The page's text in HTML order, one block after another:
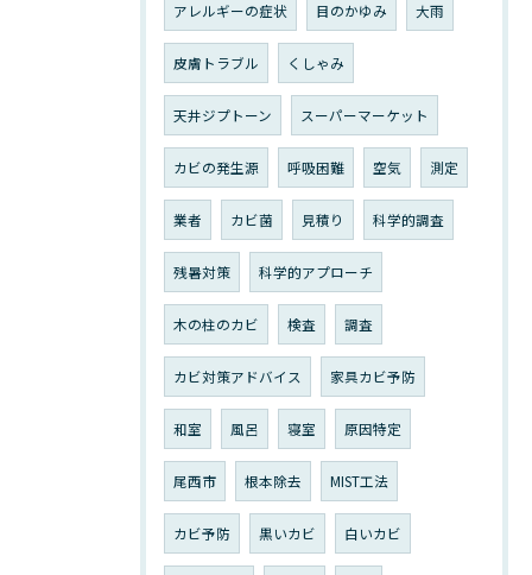
アレルギーの症状 目のかゆみ 大雨
皮膚トラブル くしゃみ
天井ジプトーン スーパーマーケット
カビの発生源 呼吸困難 空気 測定
業者 カビ菌 見積り 科学的調査
残暑対策 科学的アプローチ
木の柱のカビ 検査 調査
カビ対策アドバイス 家具カビ予防
和室 風呂 寝室 原因特定
尾西市 根本除去 MIST工法
カビ予防 黒いカビ 白いカビ